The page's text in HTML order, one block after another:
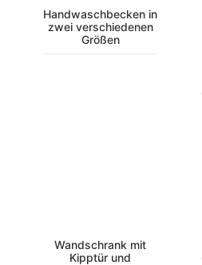
Handwaschbecken in
zwei verschiedenen
Größen
Wandschrank mit
Kipptür und